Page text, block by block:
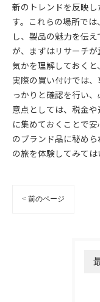
新のトレンドを反映
す。これらの場所で
し、製品の魅力を伝
が、まずはリサーチ
気かを理解しておくと
実際の買い付けでは
っかりと確認を行い
意点としては、税金
に集めておくことで
のブランド品に秘め
の旅を体験してみては
< 前のページ